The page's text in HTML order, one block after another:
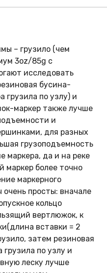
– грузило (чем
3oz/85g с
исследовать
бусина-
грузила по узлу) и
маркер также лучше
и
для разных
грузоподъемность
маркера, да и на реке
маркер более точно
маркерного
просты: вначале
кольцо
вертлюжок, к
вставки = 2
затем резиновая
по узлу и
леску лучше